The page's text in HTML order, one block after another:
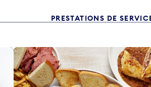
PRESTATIONS DE